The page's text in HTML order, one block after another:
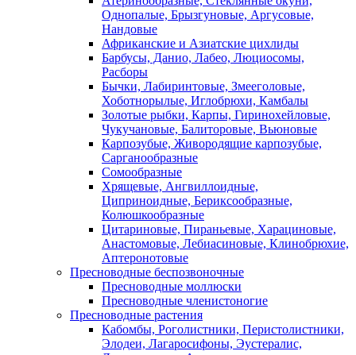
Однопалые, Брызгуновые, Аргусовые,
Нандовые
Африканские и Азиатские цихлиды
Барбусы, Данио, Лабео, Люциосомы,
Расборы
Бычки, Лабиринтовые, Змееголовые,
Хоботнорылые, Иглобрюхи, Камбалы
Золотые рыбки, Карпы, Гиринохейловые,
Чукучановые, Балиторовые, Вьюновые
Карпозубые, Живородящие карпозубые,
Сарганообразные
Сомообразные
Хрящевые, Ангвиллоидные,
Циприноидные, Бериксообразные,
Колюшкообразные
Цитариновые, Пираньевые, Харациновые,
Анастомовые, Лебиасиновые, Клинобрюхие,
Аптеронотовые
Пресноводные беспозвоночные
Пресноводные моллюски
Пресноводные членистоногие
Пресноводные растения
Кабомбы, Роголистники, Перистолистники,
Элодеи, Лагаросифоны, Эустералис,